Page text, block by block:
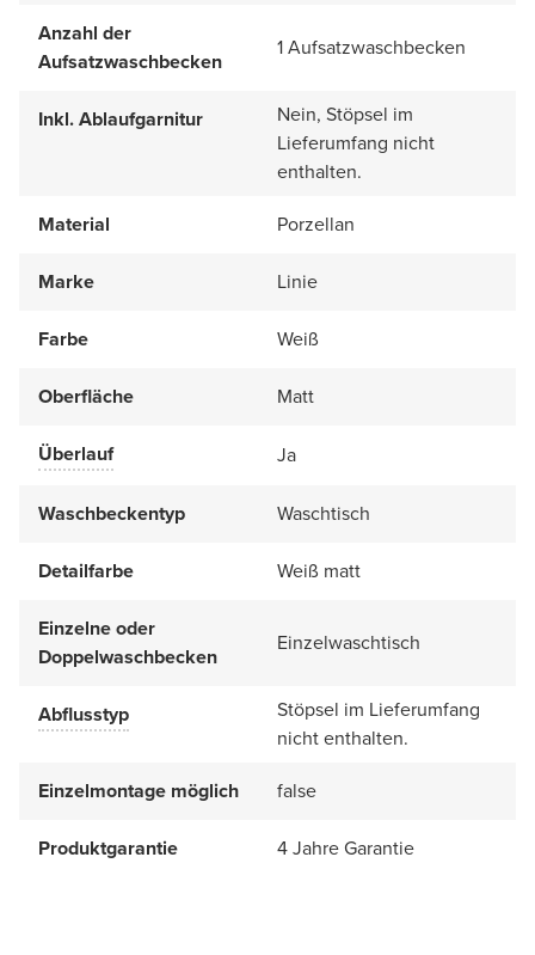
Anzahl der
Aufsatzwaschbecken
1 Aufsatzwaschbecken
Inkl. Ablaufgarnitur
Nein, Stöpsel im
Lieferumfang nicht
enthalten.
Material
Porzellan
Marke Linie
Farbe Weiß
Oberfläche Matt
Überlauf Ja
Waschbeckentyp Waschtisch
Detailfarbe Weiß matt
Einzelne oder
Doppelwaschbecken
Einzelwaschtisch
Abflusstyp
Stöpsel im Lieferumfang
nicht enthalten.
Einzelmontage möglich
false
Produktgarantie 4 Jahre Garantie